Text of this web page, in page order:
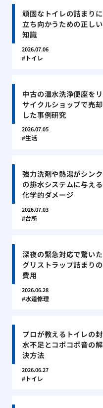
頑固なトイレの詰まりに
立ち向かうための正しい
知識
2026.07.06
トイレ
中古の温水洗浄便座をリ
サイクルショップで売却
した事例研究
2026.07.05
生活
強力洗剤や熱湯がシンク
の排水システムに与える
化学的ダメージ
2026.07.03
台所
深夜の緊急対応で驚いた
グリストラップ詰まりの
費用
2026.06.28
水道修理
プロが教えるトイレの封
水不足とコポコポ音の解
決方法
2026.06.27
トイレ